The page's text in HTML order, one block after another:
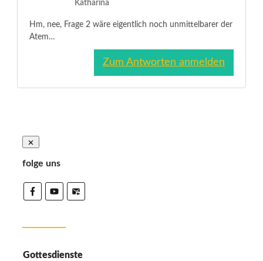
Katharina
Hm, nee, Frage 2 wäre eigentlich noch unmittelbarer der
Atem…
Zum Antworten anmelden
folge uns
Gottesdienste